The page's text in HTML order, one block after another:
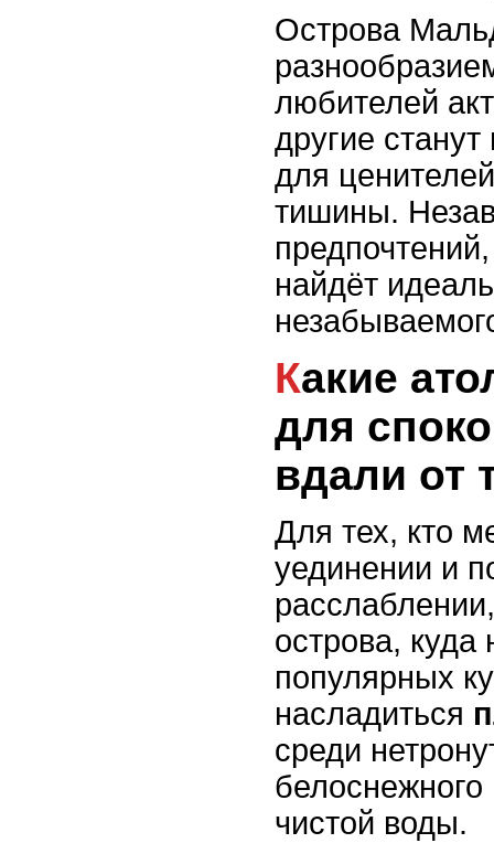
Острова
любителей
другие
для
тишины.
найдёт
Какие атоллы подходят
для
вдали от
Для тех, кто
уединении и
острова,
популярных
насладиться
среди
белоснежного
чистой воды.